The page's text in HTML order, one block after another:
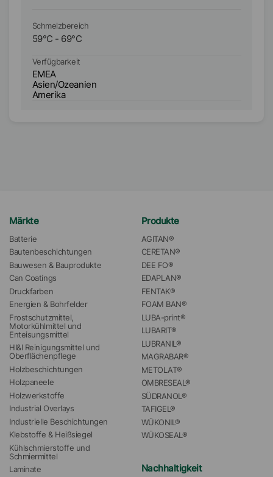
Schmelzbereich
59°C - 69°C
Verfügbarkeit
EMEA
Asien/Ozeanien
Amerika
Märkte
Batterie
Bautenbeschichtungen
Bauwesen & Bauprodukte
Can Coatings
Druckfarben
Energien & Bohrfelder
Frostschutzmittel,
Motorkühlmittel und
Enteisungsmittel
HI&I Reinigungsmittel und
Oberflächenpflege
Holzbeschichtungen
Holzpaneele
Holzwerkstoffe
Industrial Overlays
Industrielle Beschichtungen
Klebstoffe & Heißsiegel
Kühlschmierstoffe und
Schmiermittel
Laminate
Produkte
AGITAN®
CERETAN®
DEE FO®
EDAPLAN®
FENTAK®
FOAM BAN®
LUBA-print®
LUBARIT®
LUBRANIL®
MAGRABAR®
METOLAT®
OMBRESEAL®
SÜDRANOL®
TAFIGEL®
WÜKONIL®
WÜKOSEAL®
Nachhaltigkeit